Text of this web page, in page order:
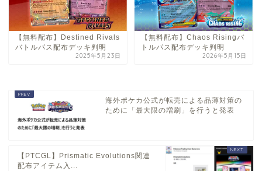
【無料配布】Destined Rivals
バトルパス配布デッキ判明
2025年5月23日
【無料配布】Chaos Risingバ
トルパス配布デッキ判明
2026年5月15日
海外ポケカ公式が転売による品薄対策の
ために「最大限の増刷」を行うと発表
【PTCGL】Prismatic Evolutions関連
配布アイテム入...